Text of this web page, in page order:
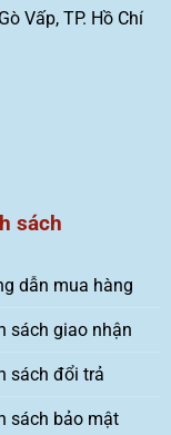
Vấp, TP. Hồ Chí
sách
dẫn mua hàng
sách giao nhận
sách đổi trả
sách bảo mật